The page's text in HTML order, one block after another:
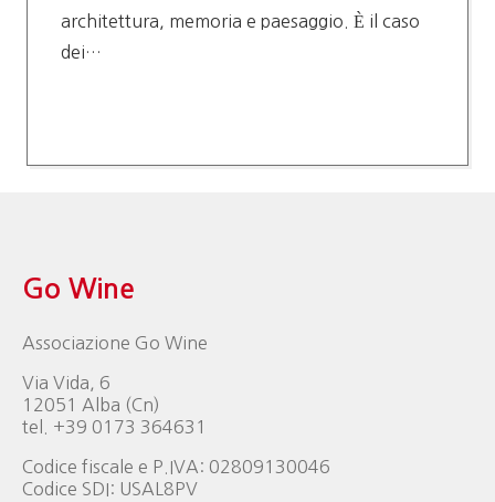
architettura, memoria e paesaggio. È il caso
dei…
Go Wine
Associazione Go Wine
Via Vida, 6
12051 Alba (Cn)
tel. +39 0173 364631
Codice fiscale e P.IVA: 02809130046
Codice SDI: USAL8PV